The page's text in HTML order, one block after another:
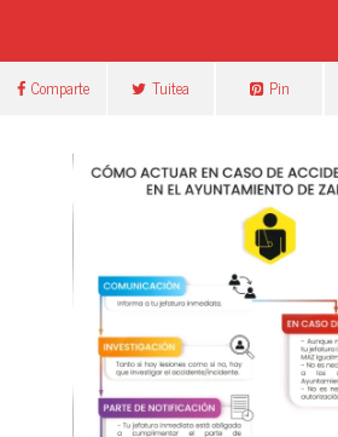
Comparte Tuitea Pin